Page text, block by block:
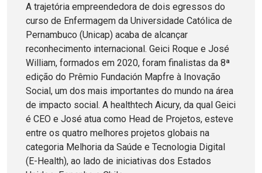
A trajetória empreendedora de dois egressos do
curso de Enfermagem da Universidade Católica de
Pernambuco (Unicap) acaba de alcançar
reconhecimento internacional. Geici Roque e José
William, formados em 2020, foram finalistas da 8ª
edição do Prêmio Fundación Mapfre à Inovação
Social, um dos mais importantes do mundo na área
de impacto social. A healthtech Aicury, da qual Geici
é CEO e José atua como Head de Projetos, esteve
entre os quatro melhores projetos globais na
categoria Melhoria da Saúde e Tecnologia Digital
(E-Health), ao lado de iniciativas dos Estados